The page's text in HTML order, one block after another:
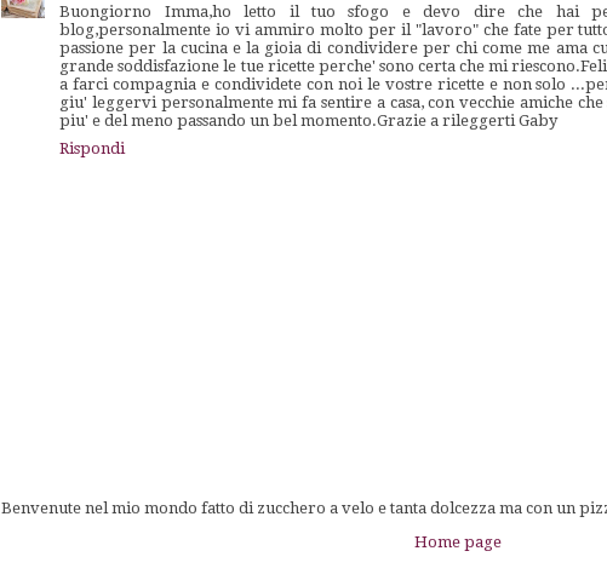
Buongiorno Imma,ho letto il tuo sfogo e devo dire che hai
blog,personalmente io vi ammiro molto per il "lavoro" che fate per
passione per la cucina e la gioia di condividere per chi come me ama
grande soddisfazione le tue ricette perche' sono certa che mi
a farci compagnia e condividete con noi le vostre ricette e non solo
giu' leggervi personalmente mi fa sentire a casa, con vecchie amiche
piu' e del meno passando un bel momento.Grazie a rileggerti Gaby
Rispondi
Benvenute nel mio mondo fatto di zucchero a velo e tanta dolcezza ma con un
Home page